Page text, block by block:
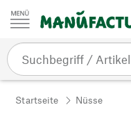
Zum Inhalt springen
Startseite Nüsse